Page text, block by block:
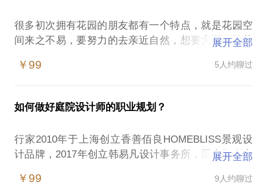
很多初次拥有花园的朋友都有一个特点，就是花园空
间来之不易，要努力的去亲近自然，想要大面积的草
然是合理的，但这些朋友在此后两年左右就会找到
油，但是不知道坐在外面干什么，感觉空间缺少内
容。当一个大空间给你的感觉是不断花费精力打理，
要推翻重做的时候了。
我就是要通过短暂的会面告诉你真正的庭院该如何轻
松享用它！
展开全部
￥99 5人约聊过
如何做好庭院设计师的职业规划？
行家2010年于上海创立香善佰良HOMEBLISS景观设
计品牌，2017年创立韩易凡设计事务所，国内知名庭
师、园集奖评委。
展开全部
￥99 9人约聊过